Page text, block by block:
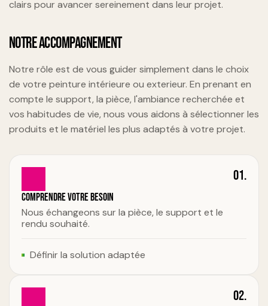
clairs pour avancer sereinement dans leur projet.
NOTRE ACCOMPAGNEMENT
Notre rôle est de vous guider simplement dans le choix
de votre peinture intérieure ou exterieur. En prenant en
compte le support, la pièce, l'ambiance recherchée et
vos habitudes de vie, nous vous aidons à sélectionner les
produits et le matériel les plus adaptés à votre projet.
01.
Comprendre votre besoin
Nous échangeons sur la pièce, le support et le
rendu souhaité.
Définir la solution adaptée
02.